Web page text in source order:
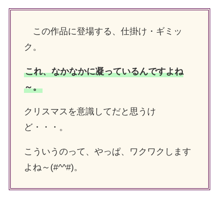
この作品に登場する、仕掛け・ギミッ
ク。
これ、なかなかに凝っているんですよね
～。
クリスマスを意識してだと思うけ
ど・・・。
こういうのって、やっぱ、ワクワクします
よね～(#^^#)。